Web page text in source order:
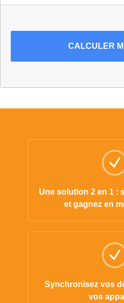
CALCULER
Une solution 2 en 1 :
et gagnez en
Synchronisez vos
vos